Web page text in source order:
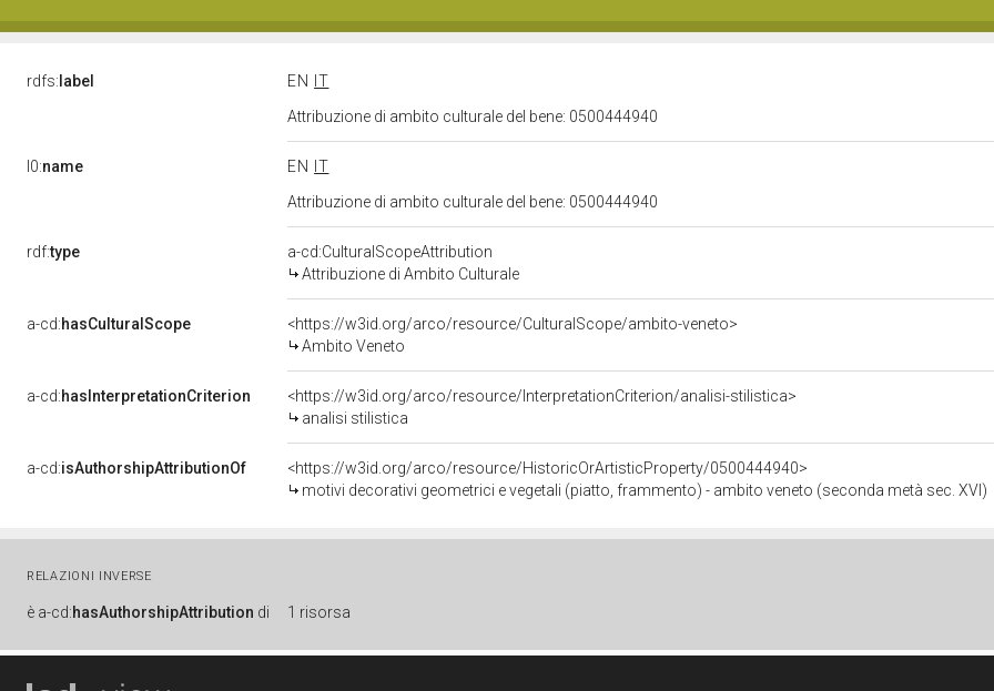
rdfs: label EN
IT
Attribuzione di ambito culturale del bene: 0500444940
l0:name EN
IT
Attribuzione di ambito culturale del bene: 0500444940
rdf:type
a-cd:CulturalScopeAttribution
Attribuzione di Ambito Culturale
a-cd:hasCulturalScope
<https://w3id.org/arco/resource/CulturalScope/ambito-veneto>
Ambito Veneto
a-cd:hasInterpretationCriterion
<https://w3id.org/arco/resource/InterpretationCriterion/analisi-stilistica>
analisi stilistica
a-cd:isAuthorshipAttributionOf
<https://w3id.org/arco/resource/HistoricOrArtisticProperty/0500444940>
motivi decorativi geometrici e vegetali (piatto, frammento) - ambito veneto (seconda metà sec. XVI)
RELAZIONI INVERSE
è a-cd:hasAuthorshipAttribution di 1 risorsa